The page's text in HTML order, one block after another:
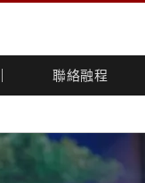
聯絡融程
國防等級
國防等級強
國防等級
方案
船舶解
軍事國防
專業認